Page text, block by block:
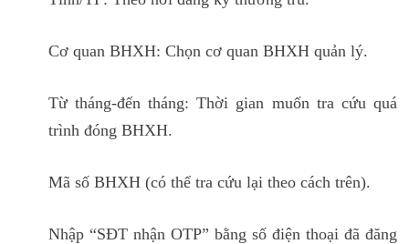
Cơ quan BHXH: Chọn cơ quan BHXH quản lý.
Từ tháng-đến tháng: Thời gian muốn tra cứu quá
trình đóng BHXH.
Mã số BHXH (có thể tra cứu lại theo cách trên).
Nhập “SĐT nhận OTP” bằng số điện thoại đã đăng